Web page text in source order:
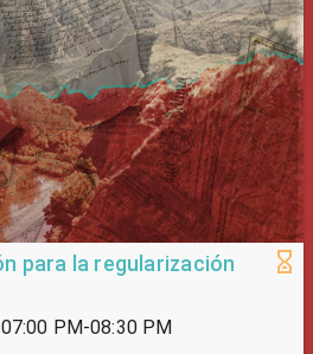
para la regularización
PM-08:30 PM